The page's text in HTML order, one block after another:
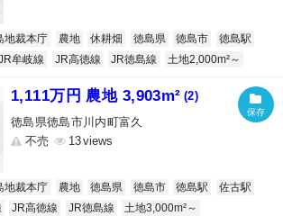
地裁本庁 農地 休耕畑 徳島県 徳島市
徳島駅
牟岐線 JR高徳線 JR徳島線 土地2,000m²～
1,111万円 農地 3,903m² (2)
徳島県徳島市川内町富久
不売
13
地裁本庁 農地 徳島県 徳島市 徳島駅
佐古駅
JR高徳線 JR徳島線 土地3,000m²～